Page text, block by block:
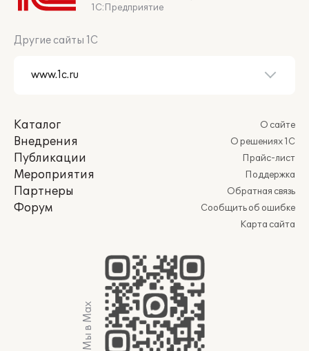
1С:Предприятие
Другие сайты 1С
Каталог
Внедрения
Публикации
Мероприятия
Партнеры
Форум
О сайте
О решениях 1С
Прайс-лист
Поддержка
Обратная связь
Сообщить об ошибке
Карта сайта
Мы в Max